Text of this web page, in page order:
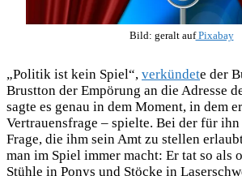
Bild: geralt aufPixabay
„Politik ist kein Spiel“, verkündete der
Brustton der Empörung an die Adresse
sagte es genau in dem Moment, in dem
Vertrauensfrage – spielte. Bei der für
Frage, die ihm sein Amt zu stellen
man im Spiel immer macht: Er tat so als
Stühle in Ponys und Stöcke in